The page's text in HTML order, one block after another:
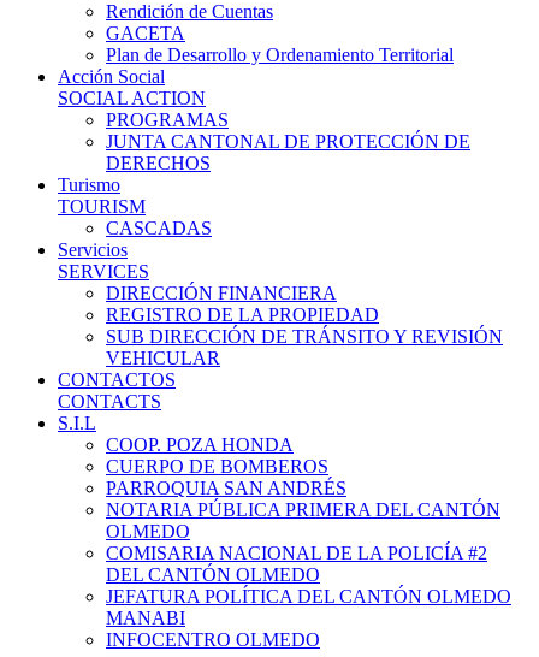
Rendición de Cuentas
GACETA
Plan de Desarrollo y Ordenamiento Territorial
Acción Social
SOCIAL ACTION
PROGRAMAS
JUNTA CANTONAL DE PROTECCIÓN DE
DERECHOS
Turismo
TOURISM
CASCADAS
Servicios
SERVICES
DIRECCIÓN FINANCIERA
REGISTRO DE LA PROPIEDAD
SUB DIRECCIÓN DE TRÁNSITO Y REVISIÓN
VEHICULAR
CONTACTOS
CONTACTS
S.I.L
COOP. POZA HONDA
CUERPO DE BOMBEROS
PARROQUIA SAN ANDRÉS
NOTARIA PÚBLICA PRIMERA DEL CANTÓN
OLMEDO
COMISARIA NACIONAL DE LA POLICÍA #2
DEL CANTÓN OLMEDO
JEFATURA POLÍTICA DEL CANTÓN OLMEDO
MANABI
INFOCENTRO OLMEDO